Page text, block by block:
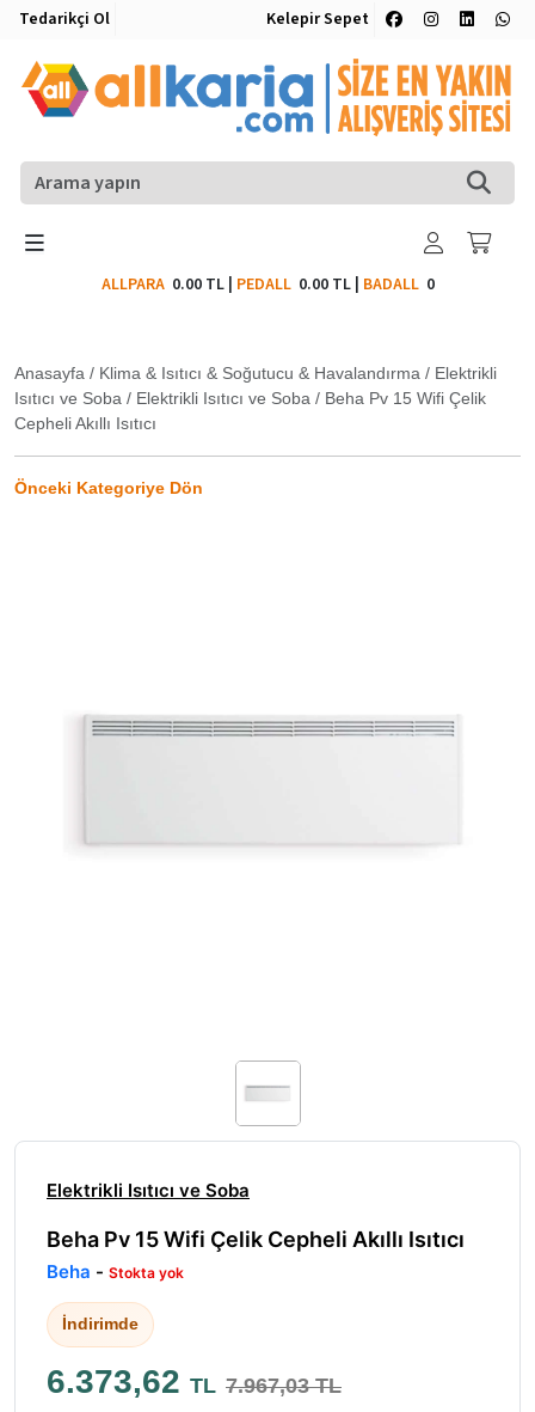
Tedarikçi Ol Kelepir Sepet
ALLPARA 0.00 TL| PEDALL 0.00 TL| BADALL0
Anasayfa / Klima & Isıtıcı & Soğutucu & Havalandırma / Elektrikli
Isıtıcı ve Soba / Elektrikli Isıtıcı ve Soba / Beha Pv 15 Wifi Çelik
Cepheli Akıllı Isıtıcı
Önceki Kategoriye Dön
Elektrikli Isıtıcı ve Soba
Beha Pv 15 Wifi Çelik Cepheli Akıllı Isıtıcı
Beha - Stokta yok
İndirimde
6.373,62 TL 7.967,03 TL